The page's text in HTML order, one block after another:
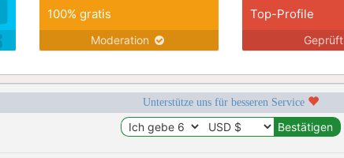
100% gratis
Moderation
Top-Profile
Geprüft
Unterstütze uns für besseren Service